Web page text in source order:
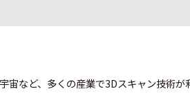
など、多くの産業で3Dスキャン技術